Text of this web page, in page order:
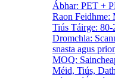
Ábhar: PET +
Raon Feidhme:
Tiús Táirge: 80-
Dromchla:
snasta agus
MOQ:
Méid, Tiús,